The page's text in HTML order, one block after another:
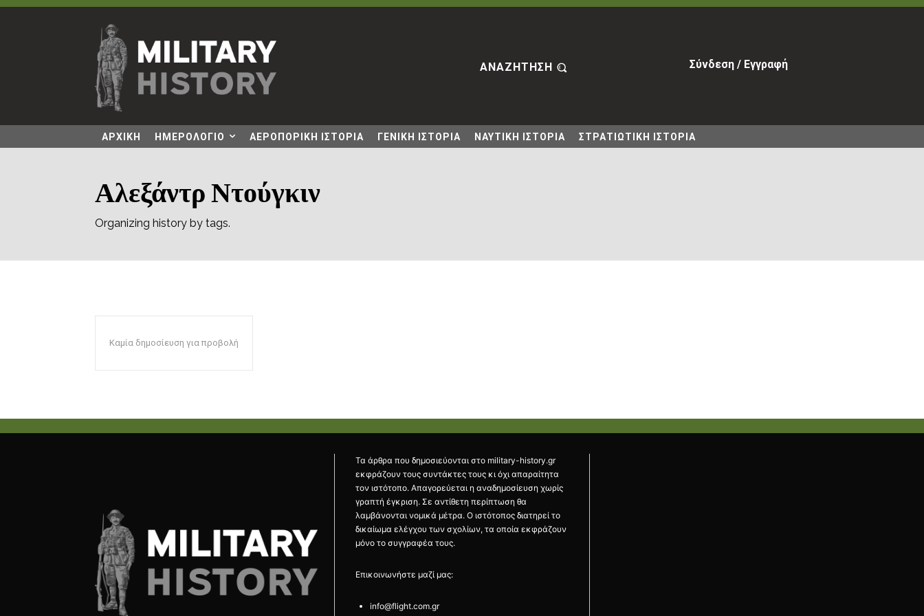
ΑΝΑΖΗΤΗΣΗ Σύνδεση / Εγγραφή
ΑΡΧΙΚΗ ΗΜΕΡΟΛΟΓΙΟ ΑΕΡΟΠΟΡΙΚΗ ΙΣΤΟΡΙΑ ΓΕΝΙΚΗ ΙΣΤΟΡΙΑ ΝΑΥΤΙΚΗ ΙΣΤΟΡΙΑ ΣΤΡΑΤΙΩΤΙΚΗ ΙΣΤΟΡΙΑ
Αλεξάντρ Ντούγκιν
Organizing history by tags.
Καμία δημοσίευση για προβολή
Τα άρθρα που δημοσιεύονται στο military-history.gr
εκφράζουν τους συντάκτες τους κι όχι απαραίτητα
τον ιστότοπο. Απαγορεύεται η αναδημοσίευση χωρίς
γραπτή έγκριση. Σε αντίθετη περίπτωση θα
λαμβάνονται νομικά μέτρα. Ο ιστότοπος διατηρεί το
δικαίωμα ελέγχου των σχολίων, τα οποία εκφράζουν
μόνο το συγγραφέα τους.
Επικοινωνήστε μαζί μας:
info@flight.com.gr